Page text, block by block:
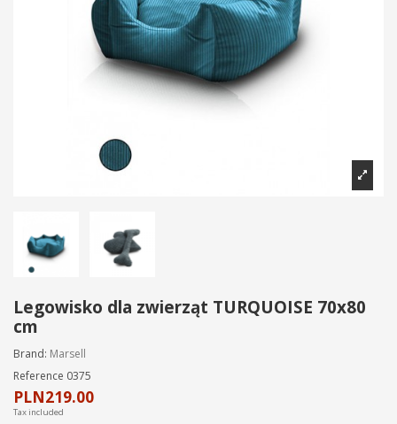
Legowisko dla zwierząt TURQUOISE 70x80
cm
Brand: Marsell
Reference 0375
PLN219.00
Tax included